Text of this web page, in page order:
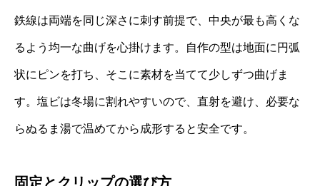
鉄線は両端を同じ深さに刺す前提で、中央が最も高くな
るよう均一な曲げを心掛けます。自作の型は地面に円弧
状にピンを打ち、そこに素材を当てて少しずつ曲げま
す。塩ビは冬場に割れやすいので、直射を避け、必要な
らぬるま湯で温めてから成形すると安全です。
固定とクリップの選び方